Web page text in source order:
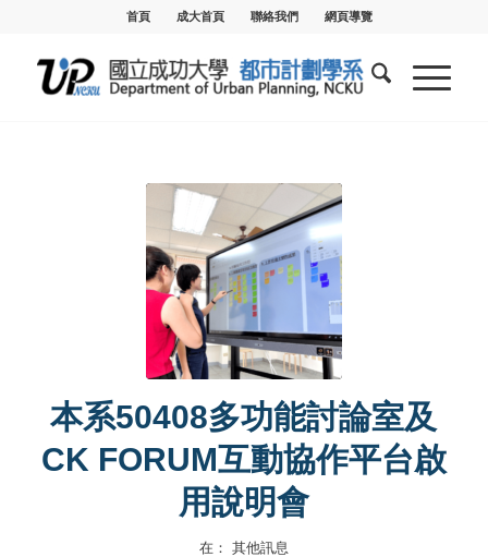
首頁 成大首頁 聯絡我們 網頁導覽
本系50408多功能討論室及
CK FORUM互動協作平台啟
用說明會
在： 其他訊息